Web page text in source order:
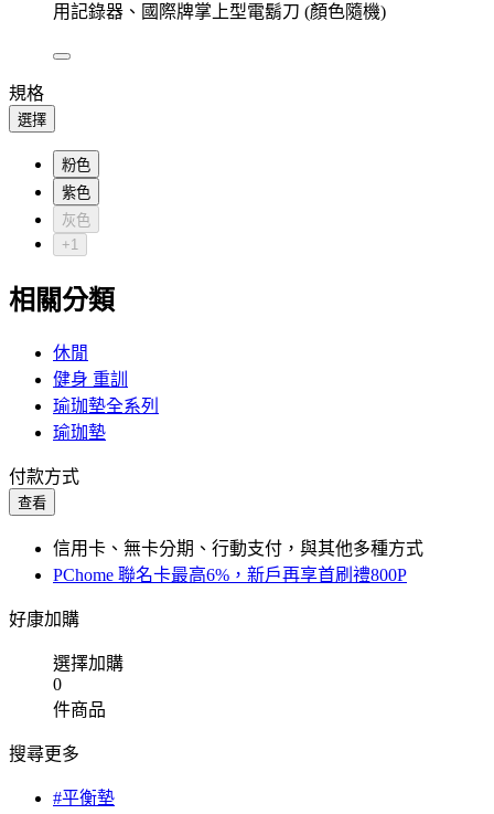
用記錄器、國際牌掌上型電鬍刀 (顏色隨機)
規格
選擇
粉色
紫色
灰色
+1
相關分類
休閒
健身 重訓
瑜珈墊全系列
瑜珈墊
付款方式
查看
信用卡、無卡分期、行動支付，與其他多種方式
PChome 聯名卡最高6%，新戶再享首刷禮800P
好康加購
選擇加購
0
件商品
搜尋更多
#平衡墊